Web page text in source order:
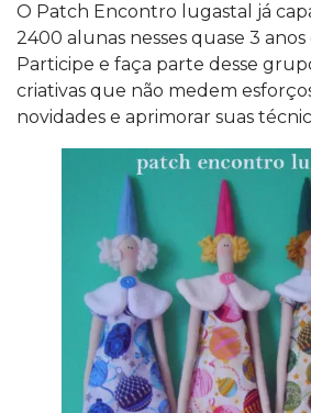
O Patch Encontro lugastal já
2400 alunas nesses quase 3 anos
Participe e faça parte desse
criativas que não medem
novidades e aprimorar suas